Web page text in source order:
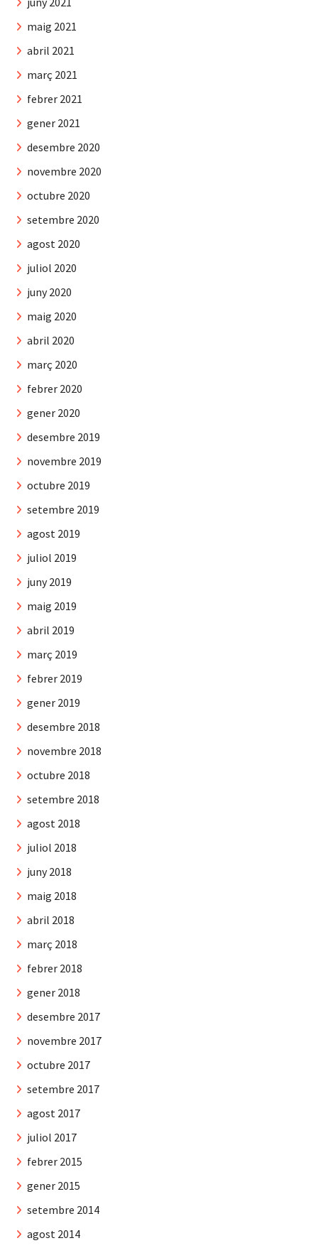
maig 2021
abril 2021
març 2021
febrer 2021
gener 2021
desembre 2020
novembre 2020
octubre 2020
setembre 2020
agost 2020
juliol 2020
juny 2020
maig 2020
abril 2020
març 2020
febrer 2020
gener 2020
desembre 2019
novembre 2019
octubre 2019
setembre 2019
agost 2019
juliol 2019
juny 2019
maig 2019
abril 2019
març 2019
febrer 2019
gener 2019
desembre 2018
novembre 2018
octubre 2018
setembre 2018
agost 2018
juliol 2018
juny 2018
maig 2018
abril 2018
març 2018
febrer 2018
gener 2018
desembre 2017
novembre 2017
octubre 2017
setembre 2017
agost 2017
juliol 2017
febrer 2015
gener 2015
setembre 2014
agost 2014